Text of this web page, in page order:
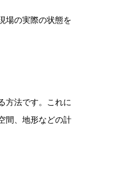
場の実際の状態を
方法です。これに
間、地形などの計